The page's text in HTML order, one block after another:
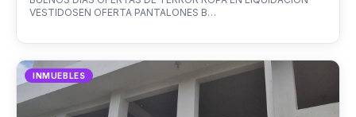
VESTIDOSEN OFERTA PANTALONES B…
INMUEBLES